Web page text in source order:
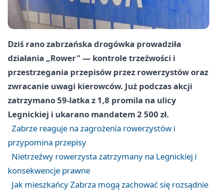
Dziś rano zabrzańska drogówka prowadziła
działania „Rower" — kontrole trzeźwości i
przestrzegania przepisów przez rowerzystów oraz
zwracanie uwagi kierowców. Już podczas akcji
zatrzymano 59-latka z 1,8 promila na ulicy
Legnickiej i ukarano mandatem 2 500 zł.
Zabrze reaguje na zagrożenia rowerzystów i
przypomina przepisy
Nietrzeźwy rowerzysta zatrzymany na Legnickiej i
konsekwencje prawne
Jak mieszkańcy Zabrza mogą zachować się rozsądnie